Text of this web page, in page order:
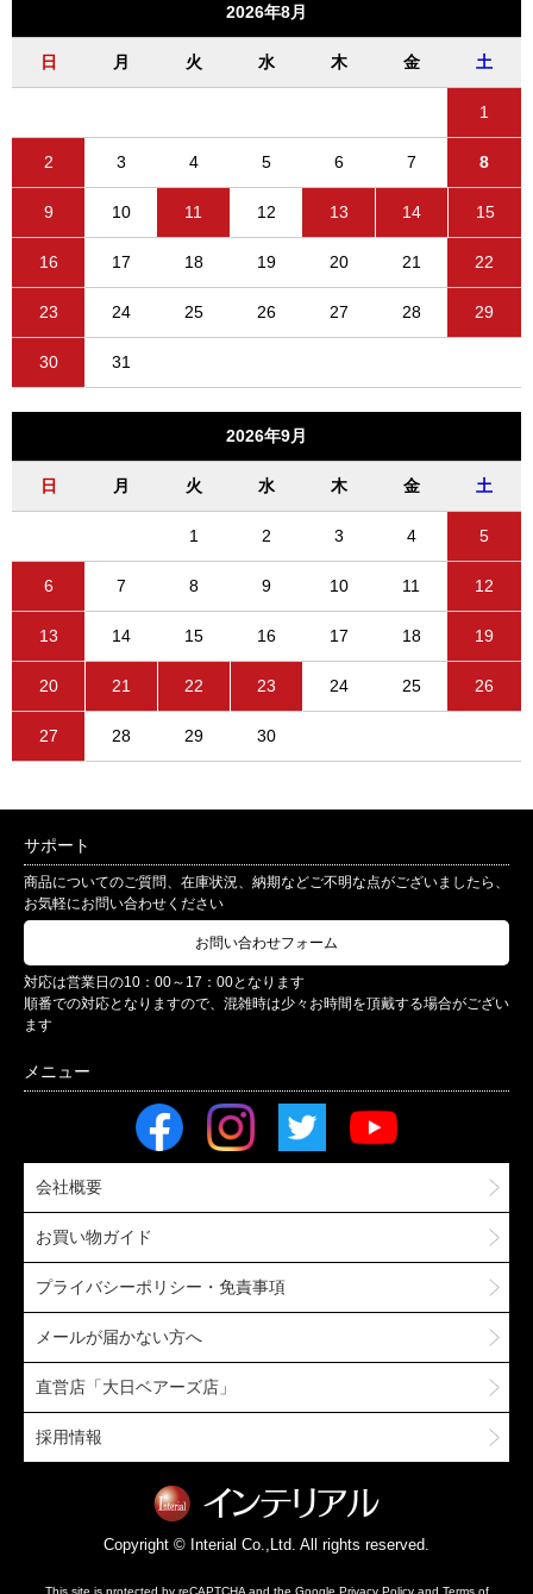
2026年8月
日 月 火 水 木 金 土
1
2 3 4 5 6 7 8
9 10 11 12 13 14 15
16 17 18 19 20 21 22
23 24 25 26 27 28 29
30 31
2026年9月
日 月 火 水 木 金 土
1 2 3 4 5
6 7 8 9 10 11 12
13 14 15 16 17 18 19
20 21 22 23 24 25 26
27 28 29 30
サポート
商品についてのご質問、在庫状況、納期などご不明な点がございましたら、
お気軽にお問い合わせください
お問い合わせフォーム
対応は営業日の10：00～17：00となります
順番での対応となりますので、混雑時は少々お時間を頂戴する場合がござい
ます
会社概要
お買い物ガイド
プライバシーポリシー・免責事項
メールが届かない方へ
直営店「大日ベアーズ店」
採用情報
Copyright © Interial Co.,Ltd. All rights reserved.
This site is protected by reCAPTCHA and the Google Privacy Policyand Terms of